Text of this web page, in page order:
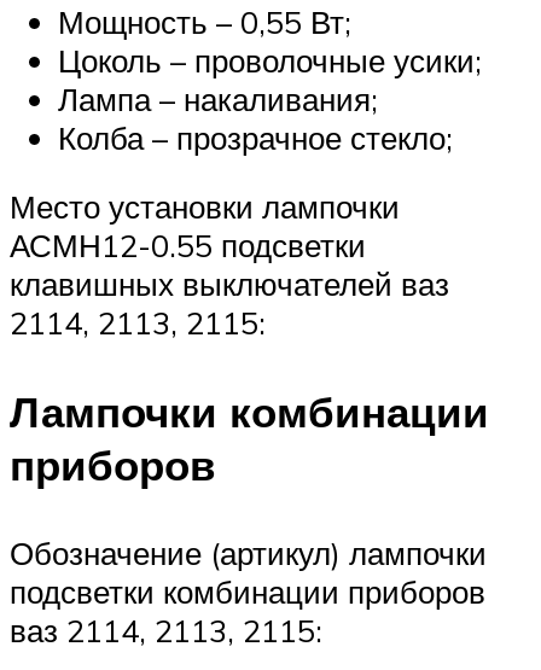
Мощность – 0,55 Вт;
Цоколь – проволочные усики;
Лампа – накаливания;
Колба – прозрачное стекло;
Место установки лампочки
АСМН12-0.55 подсветки
клавишных выключателей ваз
2114, 2113, 2115:
Лампочки комбинации
приборов
Обозначение (артикул) лампочки
подсветки комбинации приборов
ваз 2114, 2113, 2115: